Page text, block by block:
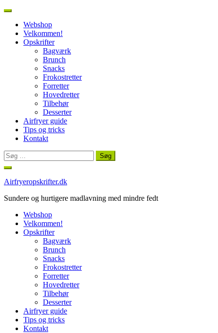
Webshop
Velkommen!
Opskrifter
Bagværk
Brunch
Snacks
Frokostretter
Forretter
Hovedretter
Tilbehør
Desserter
Airfryer guide
Tips og tricks
Kontakt
Søg
efter:
Spring
indhold
Airfryeropskrifter.dk
Sundere og hurtigere madlavning med mindre fedt
Webshop
Velkommen!
Opskrifter
Bagværk
Brunch
Snacks
Frokostretter
Forretter
Hovedretter
Tilbehør
Desserter
Airfryer guide
Tips og tricks
Kontakt